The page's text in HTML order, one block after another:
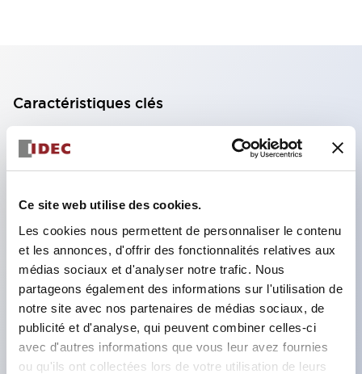
Ce site web utilise des cookies.
Les cookies nous permettent de personnaliser le contenu
et les annonces, d'offrir des fonctionnalités relatives aux
médias sociaux et d'analyser notre trafic. Nous
partageons également des informations sur l'utilisation de
notre site avec nos partenaires de médias sociaux, de
publicité et d'analyse, qui peuvent combiner celles-ci
avec d'autres informations que vous leur avez fournies
ou qu'ils ont collectées lors de votre utilisation de leurs
Caractéristiques clés
Bloc de contact à 2 étages avec 2 contacts,
permettant une configuration à 4 contacts
contact à 11 étages), 59,9 mm (*bloc de contact à
22 étages). Conception peu encombrante
possible.
Structure de sécurité de 3e génération :
déclenchement à 2 actions, garde intégrée,
structure de protection des doigts IP20.